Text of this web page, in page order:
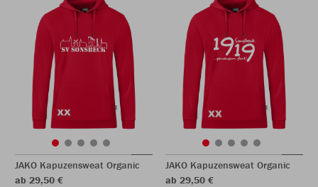
JAKO Kapuzensweat Organic
ab 29,50 €
JAKO Kapuzensweat Organic
ab 29,50 €